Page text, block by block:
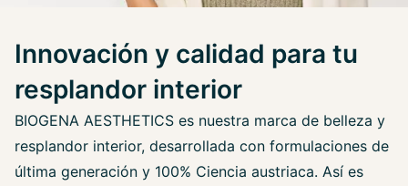
Innovación y calidad para tu
resplandor interior
BIOGENA AESTHETICS es nuestra marca de belleza y
resplandor interior, desarrollada con formulaciones de
última generación y 100% Ciencia austriaca. Así es